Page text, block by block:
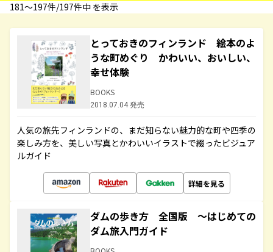
181〜197件/197件中 を表示
とっておきのフィンランド 絵本のよ
うな町めぐり かわいい、おいしい、
幸せ体験
BOOKS
2018.07.04 発売
人気の旅先フィンランドの、まだ知らない魅力的な町や四季の
楽しみ方を、美しい写真とかわいいイラストで綴ったビジュア
ルガイド
詳細を見る
ダムの歩き方 全国版 ～はじめての
ダム旅入門ガイド